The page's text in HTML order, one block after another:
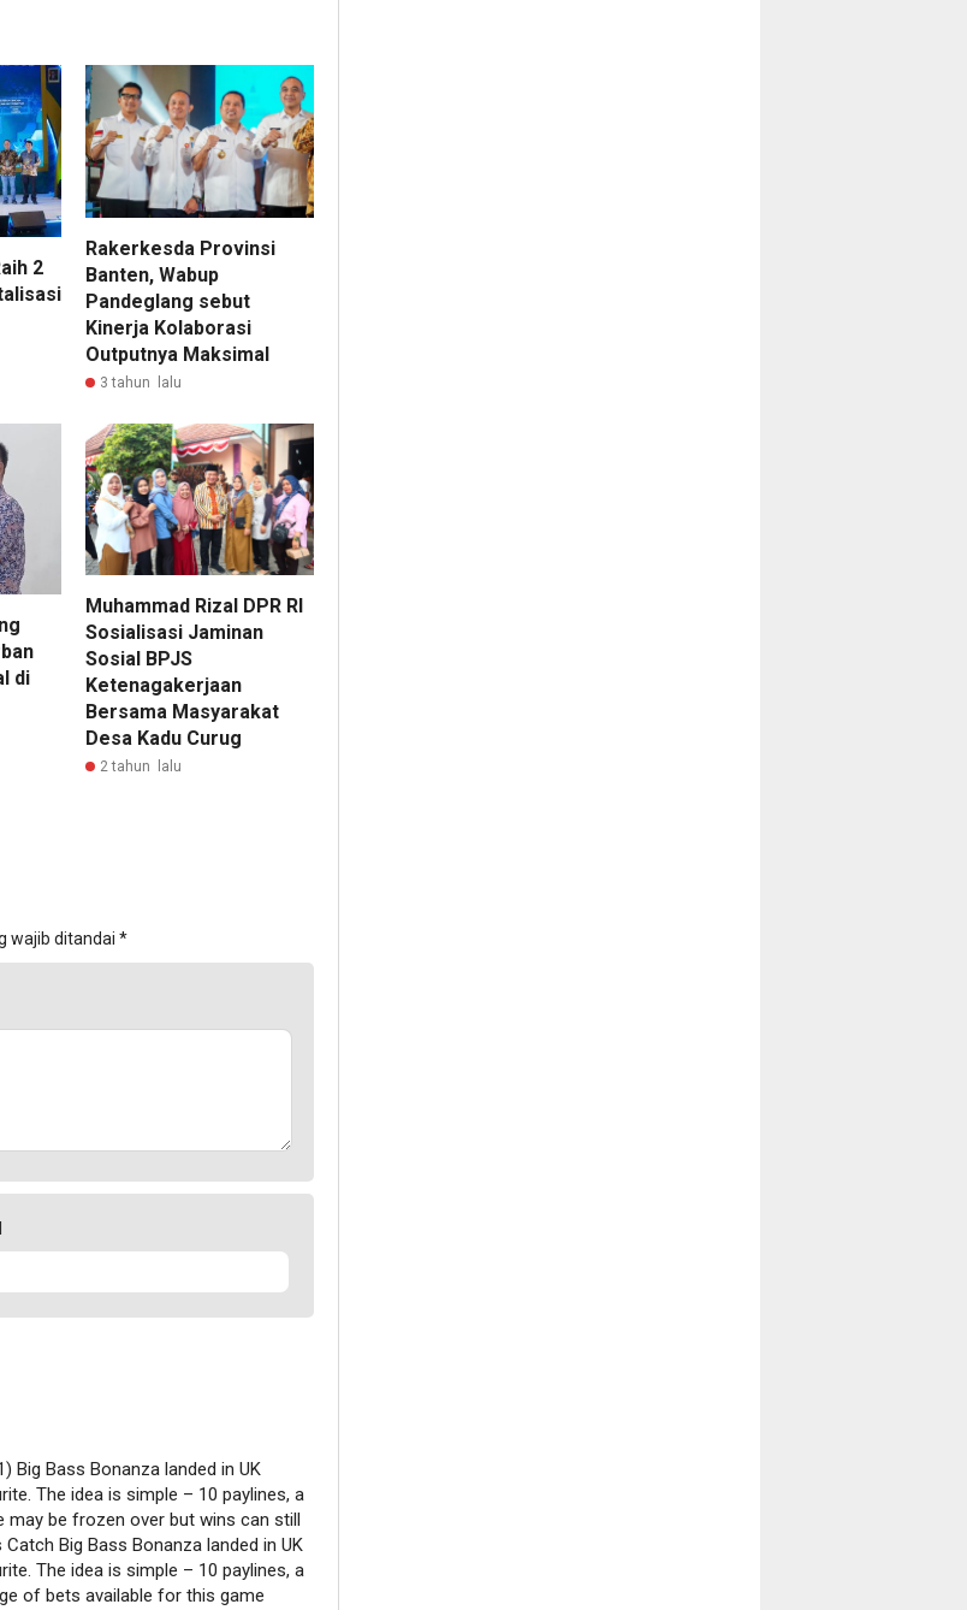
2
Rakerkesda Provinsi
Banten, Wabup
Pandeglang sebut
Kinerja Kolaborasi
Outputnya Maksimal
3 tahun lalu
di
Muhammad Rizal DPR RI
Sosialisasi Jaminan
Sosial BPJS
Ketenagakerjaan
Bersama Masyarakat
Desa Kadu Curug
2 tahun lalu
wajib ditandai *
Big Bass Bonanza landed in UK
The idea is simple – 10 paylines, a
be frozen over but wins can still
Big Bass Bonanza landed in UK
The idea is simple – 10 paylines, a
of bets available for this game